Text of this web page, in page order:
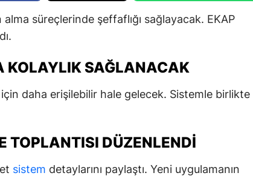
süreçlerinde şeffaflığı sağlayacak. EKAP
KOLAYLIK SAĞLANACAK
için daha erişilebilir hale gelecek. Sistemle birlikte
TOPLANTISI DÜZENLENDI
sistem detaylarını paylaştı. Yeni uygulamanın